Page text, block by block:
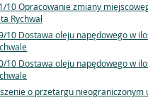
10 Opracowanie zmiany
Rychwał
10 Dostawa oleju napędowego w
10 Dostawa oleju napędowego w
o przetargu